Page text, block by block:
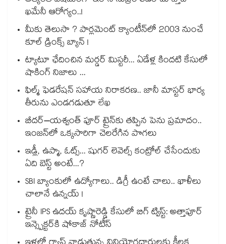
ఖమేనీ ఆరోగ్యం..!
మీకు తెలుసా ? పార్లమెంట్ క్యాంటీన్⁪లో 2003 నుంచే
కూల్ డ్రింక్స్ బ్యాన్ !
ట్యాటూ ఛేదించిన మర్డర్ మిస్టరీ... ఏడేళ్ల కిందటి కేసులో
షాకింగ్ నిజాలు ...
ఫిల్మ్ ఫెడరేషన్ సహాయ నిరాకరణ.. జానీ మాస్టర్ భార్య
తీరును ఎండగడుతూ లేఖ
బీదర్–యశ్వంత్ పూర్ ట్రైన్‎కు తప్పిన పెను ప్రమాదం..
ఇంజన్‎లో ఒక్కసారిగా చెలరేగిన పొగలు
ఇడ్లీ, ఉప్మా, ఓట్స్... షుగర్ లెవెల్స్ కంట్రోల్ చేసేందుకు
ఏది బెస్ట్ అంటే...?
SBI బ్యాంకులో ఉద్యోగాలు.. డిగ్రీ ఉంటే చాలు.. ఖాళీలు
చాలానే ఉన్నయ్ !
ట్రైనీ IPS ఉదయ్ కృష్ణారెడ్డి కేసులో బిగ్ ట్విస్ట్: అత్తాపూర్
ఇన్స్పెక్టర్‎కి షోకాజ్ నోటీస్